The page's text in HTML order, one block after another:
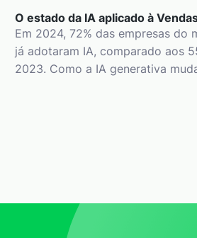
O estado da IA aplicado à
Em 2024, 72% das empresas do
já adotaram IA, comparado aos
2023. Como a IA generativa